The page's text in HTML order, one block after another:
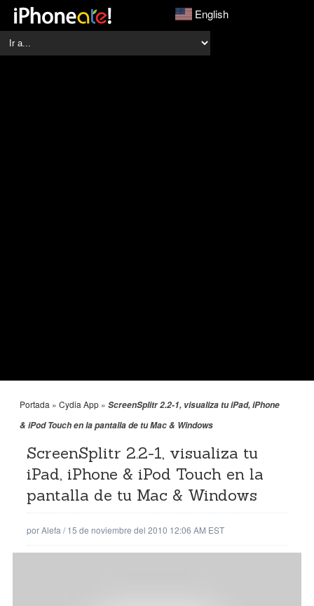
English
Portada » Cydia App » ScreenSplitr 2.2-1, visualiza tu iPad, iPhone
& iPod Touch en la pantalla de tu Mac & Windows
ScreenSplitr 2.2-1, visualiza tu
iPad, iPhone & iPod Touch en la
pantalla de tu Mac & Windows
porAlefa /15 de noviembre del 2010 12:06 AM EST